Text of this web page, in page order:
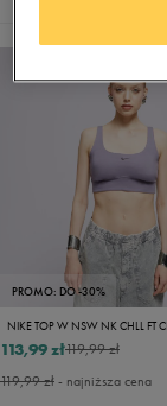
PROMO: DO -30%
NIKE TOP W NSW NK CHLL FT
119,99 zł
113,99 zł
119,99 zł- najniższa cena